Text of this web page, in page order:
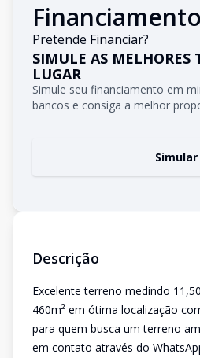
Pretende Financiar?
SIMULE AS MELHORES
LUGAR
Simule seu financiamento em
bancos e consiga a melhor
Simular
Descrição
Excelente terreno medindo
460m² em ótima localização
para quem busca um terreno
em contato através do